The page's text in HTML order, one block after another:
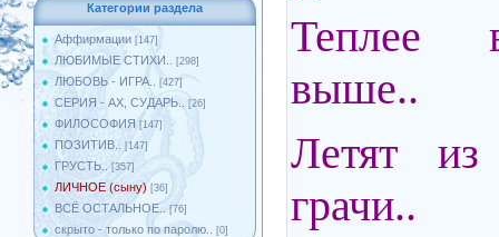
Категории раздела
Аффирмации [147]
ЛЮБИМЫЕ СТИХИ.. [298]
ЛЮБОВЬ - ИГРА.. [427]
СЕРИЯ - АХ, СУДАРЬ.. [26]
ФИЛОСОФИЯ [147]
ПОЗИТИВ.. [147]
ГРУСТЬ.. [357]
ЛИЧНОЕ (сыну) [36]
ВСЁ ОСТАЛЬНОЕ.. [76]
скрыто - только по паролю.. [0]
Теплее
выше..
Летят
грачи..